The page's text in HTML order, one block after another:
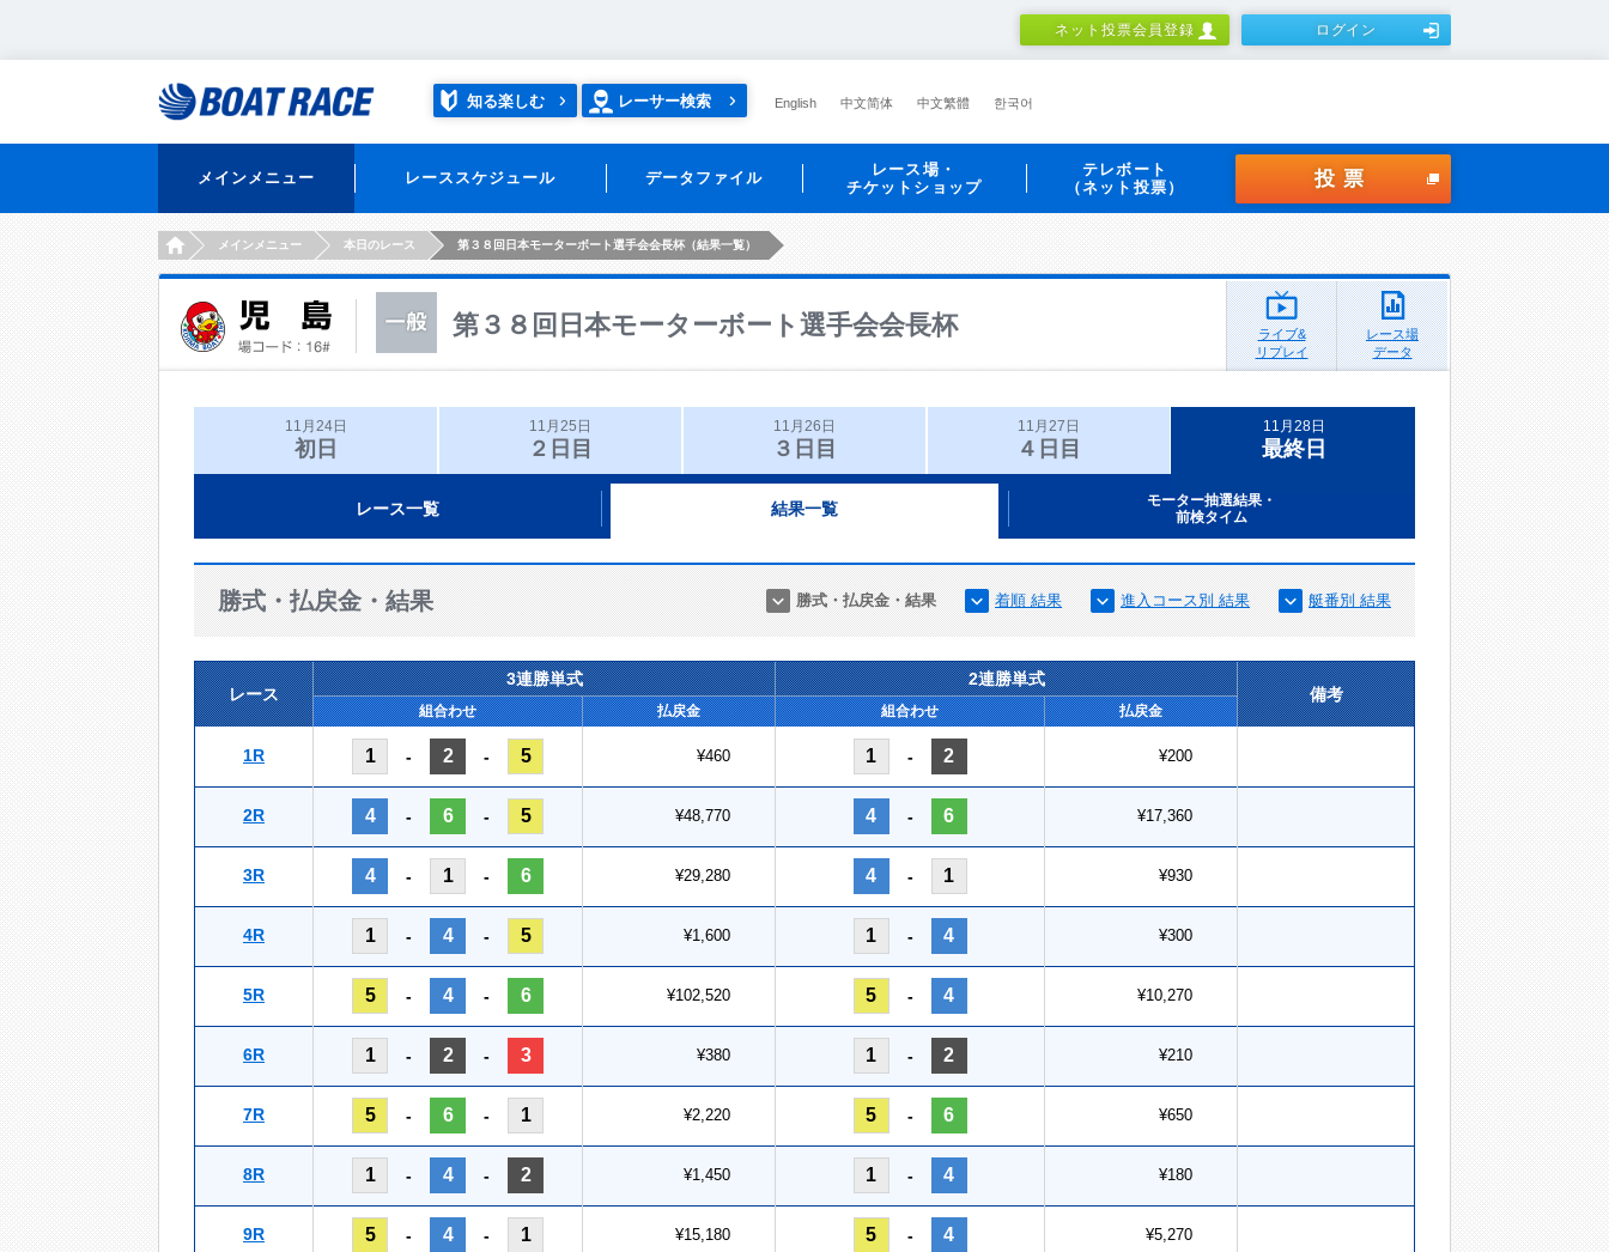
ネット投票会員登録 ログイン
知る楽しむ レーサー検索 English 中文简体 中文繁體 한국어
メインメニュー レーススケジュール データファイル
レース場・
チケットショップ
テレボート
（ネット投票）
投票
HOMEメインメニュー 本日のレース 第３８回日本モーターボート選手会会長杯（結果一覧）
第３８回日本モーターボート選手会会長杯
ライブ&
リプレイ
レース場
データ
11月24日
初日
11月25日
２日目
11月26日
３日目
11月27日
４日目
11月28日
最終日
レース一覧 結果一覧
モーター抽選結果・
前検タイム
勝式・払戻金・結果 勝式・払戻金・結果 着順 結果 進入コース別 結果 艇番別 結果
レース
3連勝単式
2連勝単式
備考
組合わせ 払戻金 組合わせ 払戻金
1R 1 - 2 - 5 ¥460 1 - 2 ¥200
2R 4 - 6 - 5 ¥48,770 4 - 6 ¥17,360
3R 4 - 1 - 6 ¥29,280 4 - 1 ¥930
4R 1 - 4 - 5 ¥1,600 1 - 4 ¥300
5R 5 - 4 - 6 ¥102,520 5 - 4 ¥10,270
6R 1 - 2 - 3 ¥380 1 - 2 ¥210
7R 5 - 6 - 1 ¥2,220 5 - 6 ¥650
8R 1 - 4 - 2 ¥1,450 1 - 4 ¥180
9R 5 - 4 - 1 ¥15,180 5 - 4 ¥5,270